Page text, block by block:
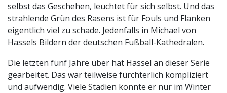
selbst das Geschehen, leuchtet für sich selbst. Und das
strahlende Grün des Rasens ist für Fouls und Flanken
eigentlich viel zu schade. Jedenfalls in Michael von
Hassels Bildern der deutschen Fußball-Kathedralen.
Die letzten fünf Jahre über hat Hassel an dieser Serie
gearbeitet. Das war teilweise fürchterlich kompliziert
und aufwendig. Viele Stadien konnte er nur im Winter